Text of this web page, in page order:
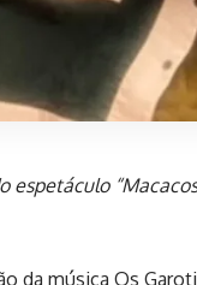
da música Os